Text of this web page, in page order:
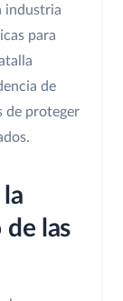
industria
para
de
de proteger
las